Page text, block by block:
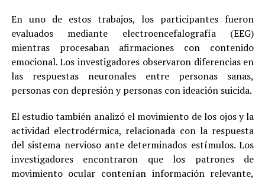
En uno de estos trabajos, los participantes fueron
evaluados mediante electroencefalografía (EEG)
mientras procesaban afirmaciones con contenido
emocional. Los investigadores observaron diferencias en
las respuestas neuronales entre personas sanas,
personas con depresión y personas con ideación suicida.
El estudio también analizó el movimiento de los ojos y la
actividad electrodérmica, relacionada con la respuesta
del sistema nervioso ante determinados estímulos. Los
investigadores encontraron que los patrones de
movimiento ocular contenían información relevante,